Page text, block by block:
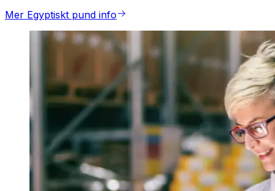
Mer Egyptiskt pund info